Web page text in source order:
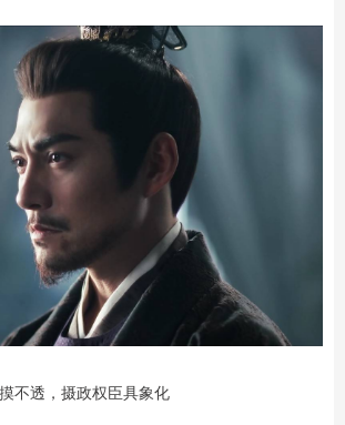
不透，摄政权臣具象化